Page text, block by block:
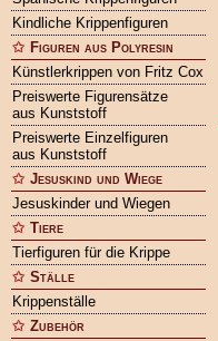
Kindliche Krippenfiguren
Figuren aus Polyresin
Künstlerkrippen von Fritz Cox
Preiswerte Figurensätze
aus Kunststoff
Preiswerte Einzelfiguren
aus Kunststoff
Jesuskind und Wiege
Jesuskinder und Wiegen
Tiere
Tierfiguren für die Krippe
Ställe
Krippenställe
Zubehör